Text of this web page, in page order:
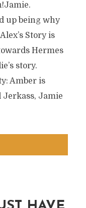
up being why
Story is
Hermes
story.
Amber is
Jerkass, Jamie